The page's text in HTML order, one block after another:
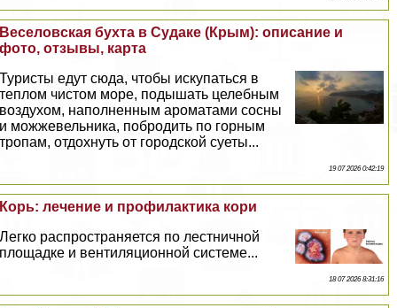
Веселовская бухта в Судаке (Крым): описание и
фото, отзывы, карта
Туристы едут сюда, чтобы искупаться в
теплом чистом море, подышать целебным
воздухом, наполненным ароматами сосны
и можжевельника, побродить по горным
тропам, отдохнуть от городской суеты...
19 07 2026 0:42:19
Корь: лечение и профилактика кори
Легко распространяется по лестничной
площадке и вентиляционной системе...
18 07 2026 8:31:16